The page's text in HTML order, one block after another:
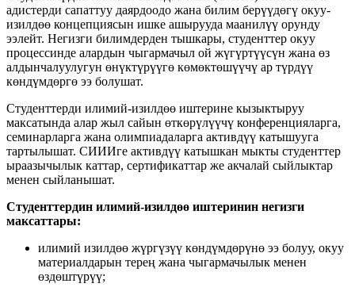
адистерди сапаттуу даярдоодо жана билим берүүдөгү окуу-
изилдөө концепциясын ишке ашырууда маанилүү орунду
ээлейт. Негизги билимдерден тышкары, студенттер окуу
процессинде алардын чыгармачыл ой жүгүртүүсүн жана өз
алдынчалуулугун өнүктүрүүгө көмөктөшүүчү ар түрдүү
көндүмдөргө ээ болушат.
Студенттерди илимий-изилдөө иштерине кызыктыруу
максатында алар жыл сайын өткөрүлүүчү конференцияларга,
семинарларга жана олимпиадаларга активдүү катышууга
тартылышат. СИИИге активдүү катышкан мыкты студенттер
ыраазычылык каттар, сертификаттар же акчалай сыйлыктар
менен сыйланышат.
Студенттердин илимий-изилдөө иштеринин негизги
максаттары:
илимий изилдөө жүргүзүү көндүмдөрүнө ээ болуу, окуу
материалдарын терең жана чыгармачылык менен
өздөштүрүү;